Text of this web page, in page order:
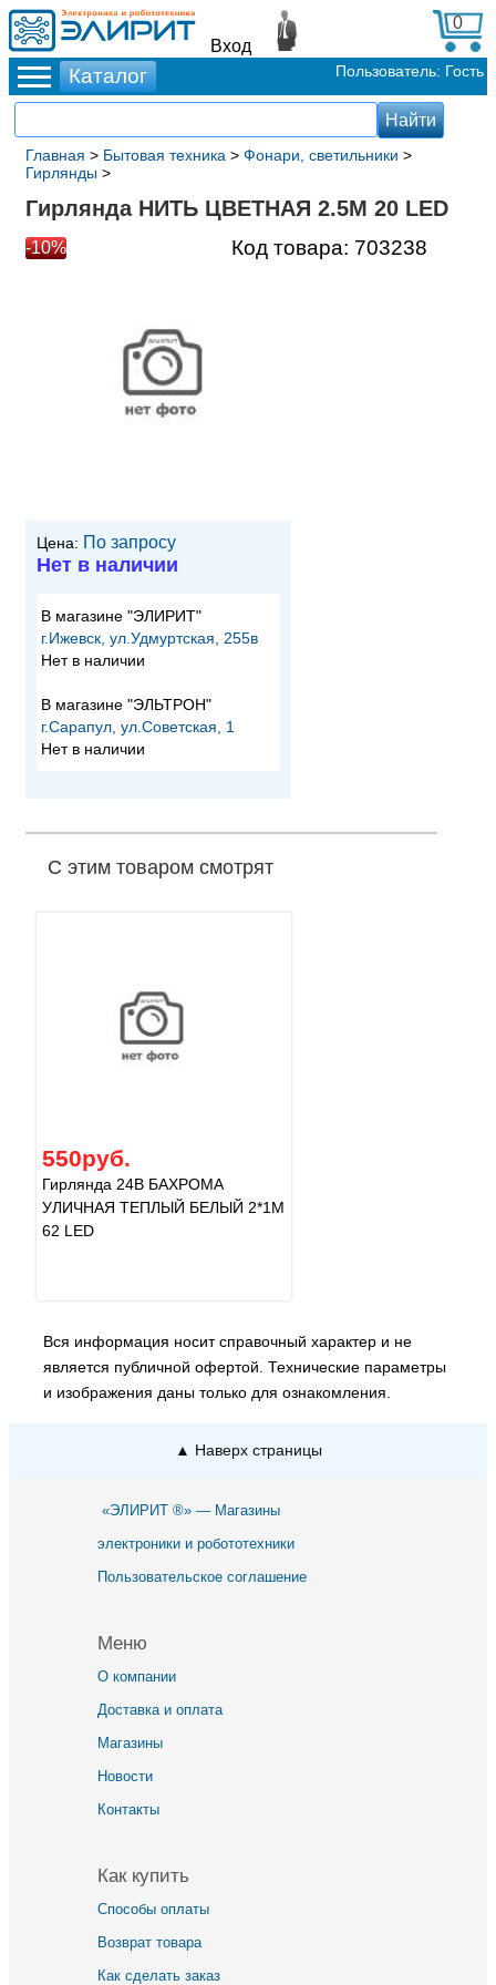
Вход
0
Пользователь: Гость
Главная > Бытовая техника > Фонари, светильники >
Гирлянды >
Гирлянда НИТЬ ЦВЕТНАЯ 2.5М 20 LED
-10% Код товара: 703238
Цена: По запросу
Нет в наличии
В магазине "ЭЛИРИТ"
г.Ижевск, ул.Удмуртская, 255в
Нет в наличии
В магазине "ЭЛЬТРОН"
г.Сарапул, ул.Советская, 1
Нет в наличии
С этим товаром смотрят
550руб.
Гирлянда 24В БАХРОМА
УЛИЧНАЯ ТЕПЛЫЙ БЕЛЫЙ 2*1М
62 LED
Вся информация носит справочный характер и не
является публичной офертой. Технические параметры
и изображения даны только для ознакомления.
▲ Наверх страницы
«ЭЛИРИТ ®» — Магазины
электроники и робототехники
Пользовательское соглашение
Меню
О компании
Доставка и оплата
Магазины
Новости
Контакты
Как купить
Способы оплаты
Возврат товара
Как сделать заказ